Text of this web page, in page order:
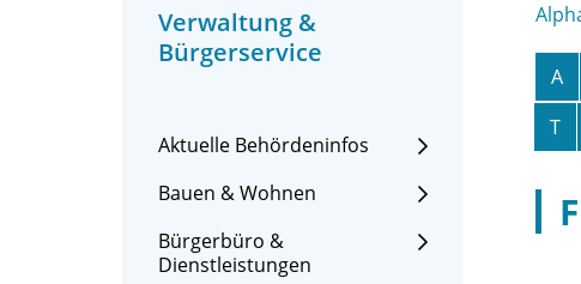
Verwaltung &
Bürgerservice
Aktuelle Behördeninfos
Bauen & Wohnen
Bürgerbüro &
Dienstleistungen
A
T